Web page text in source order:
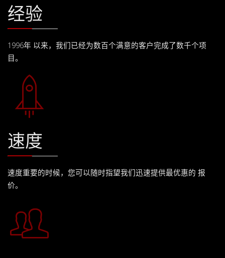
经验
1996年 以来，我们已经为数百个满意的客户完成了数千个项
目。
速度
速度重要的时候，您可以随时指望我们迅速提供最优惠的 报
价。